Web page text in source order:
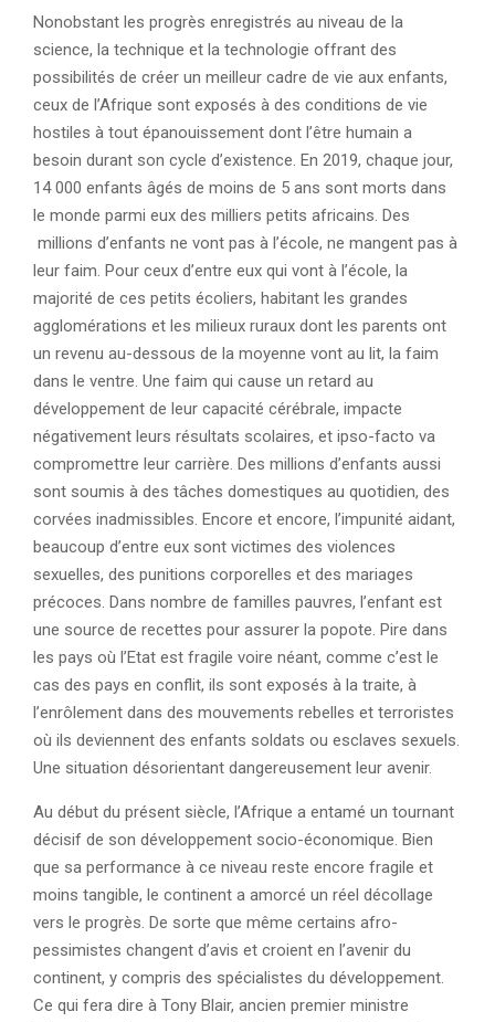
Nonobstant les progrès enregistrés au niveau de la
science, la technique et la technologie offrant des
possibilités de créer un meilleur cadre de vie aux enfants,
ceux de l’Afrique sont exposés à des conditions de vie
hostiles à tout épanouissement dont l’être humain a
besoin durant son cycle d’existence. En 2019, chaque jour,
14 000 enfants âgés de moins de 5 ans sont morts dans
le monde parmi eux des milliers petits africains. Des
millions d’enfants ne vont pas à l’école, ne mangent pas à
leur faim. Pour ceux d’entre eux qui vont à l’école, la
majorité de ces petits écoliers, habitant les grandes
agglomérations et les milieux ruraux dont les parents ont
un revenu au-dessous de la moyenne vont au lit, la faim
dans le ventre. Une faim qui cause un retard au
développement de leur capacité cérébrale, impacte
négativement leurs résultats scolaires, et ipso-facto va
compromettre leur carrière. Des millions d’enfants aussi
sont soumis à des tâches domestiques au quotidien, des
corvées inadmissibles. Encore et encore, l’impunité aidant,
beaucoup d’entre eux sont victimes des violences
sexuelles, des punitions corporelles et des mariages
précoces. Dans nombre de familles pauvres, l’enfant est
une source de recettes pour assurer la popote. Pire dans
les pays où l’Etat est fragile voire néant, comme c’est le
cas des pays en conflit, ils sont exposés à la traite, à
l’enrôlement dans des mouvements rebelles et terroristes
où ils deviennent des enfants soldats ou esclaves sexuels.
Une situation désorientant dangereusement leur avenir.
Au début du présent siècle, l’Afrique a entamé un tournant
décisif de son développement socio-économique. Bien
que sa performance à ce niveau reste encore fragile et
moins tangible, le continent a amorcé un réel décollage
vers le progrès. De sorte que même certains afro-
pessimistes changent d’avis et croient en l’avenir du
continent, y compris des spécialistes du développement.
Ce qui fera dire à Tony Blair, ancien premier ministre